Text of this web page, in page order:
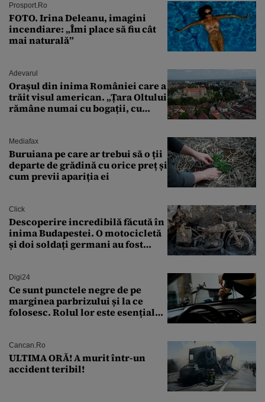
Prosport.ro
FOTO. Irina Deleanu, imagini
incendiare: „Îmi place să fiu cât
mai naturală”
Adevarul
Orașul din inima României care a
trăit visul american. „Țara Oltului
rămâne numai cu bogații, cu
Mediafax
Buruiana pe care ar trebui să o ții
departe de grădină cu orice preț și
cum previi apariția ei
Click
Descoperire incredibilă făcută în
inima Budapestei. O motocicletă
și doi soldați germani au fost
Digi24
Ce sunt punctele negre de pe
marginea parbrizului și la ce
folosesc. Rolul lor este esențial
Cancan.ro
ULTIMA ORĂ! A murit într-un
accident teribil!